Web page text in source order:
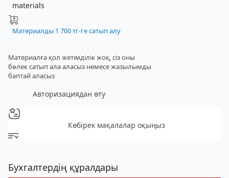
materials
Материалды 1 700 тг-ге сатып алу
Материалға қол жетімділік жоқ, сіз оны
бөлек сатып ала аласыз немесе жазылымды
баптай аласыз
Авторизациядан өту
Көбірек мақалалар оқыңыз
Бухгалтердің құралдары